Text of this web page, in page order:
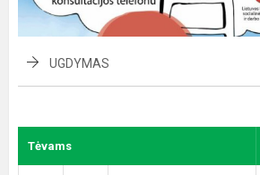
UGDYMAS
Tėvams